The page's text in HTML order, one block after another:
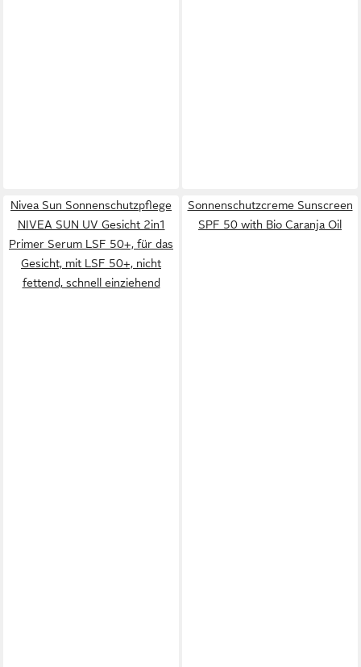
Nivea Sun Sonnenschutzpflege
NIVEA SUN UV Gesicht 2in1
Primer Serum LSF 50+, für das
Gesicht, mit LSF 50+, nicht
fettend, schnell einziehend
Sonnenschutzcreme Sunscreen
SPF 50 with Bio Caranja Oil